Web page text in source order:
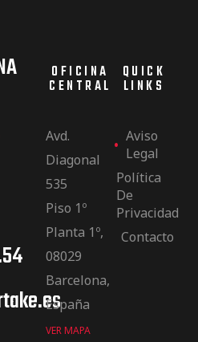
OFICINA
CENTRAL
Avd.
Diagonal
535
Piso 1º
Planta 1º,
08029
Barcelona,
España
VER MAPA
QUICK
LINKS
Aviso
Legal
Política
De
Privacidad
Contacto